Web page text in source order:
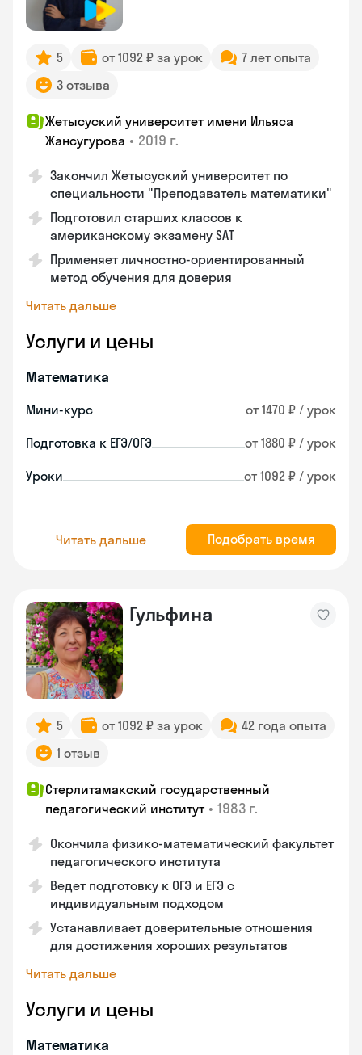
5 от 1092 ₽ за урок
7 лет опыта
3 отзыва
Жетысуский университет имени Ильяса
Жансугурова • 2019 г.
Закончил Жетысуский университет по
специальности "Преподаватель математики"
Подготовил старших классов к
американскому экзамену SAT
Применяет личностно-ориентированный
метод обучения для доверия
Читать дальше
Услуги и цены
Математика
Мини-курс от 1470 ₽ / урок
Подготовка к ЕГЭ/ОГЭ от 1880 ₽ / урок
Уроки от 1092 ₽ / урок
Читать дальше Подобрать время
Гульфина
5 от 1092 ₽ за урок
42 года опыта
1 отзыв
Стерлитамакский государственный
педагогический институт • 1983 г.
Окончила физико-математический факультет
педагогического института
Ведет подготовку к ОГЭ и ЕГЭ с
индивидуальным подходом
Устанавливает доверительные отношения
для достижения хороших результатов
Читать дальше
Услуги и цены
Математика